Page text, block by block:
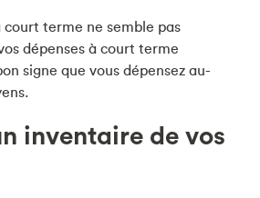
terme ne semble pas
dépenses à court terme
signe que vous dépensez au-
inventaire de vos